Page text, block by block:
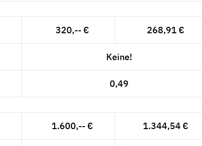
320,-- € 268,91 €
Keine!
0,49
1.600,-- € 1.344,54 €